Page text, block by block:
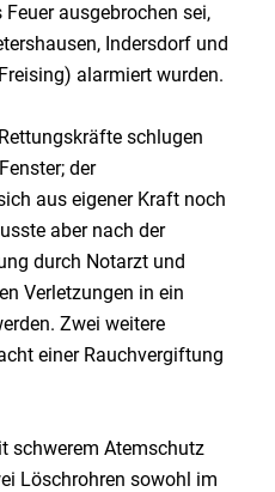
ausgebrochen sei,
Indersdorf und
alarmiert wurden.
schlugen
der
aus eigener Kraft noch
aber nach der
durch Notarzt und
Verletzungen in ein
Zwei weitere
einer Rauchvergiftung
schwerem Atemschutz
Löschrohren sowohl im